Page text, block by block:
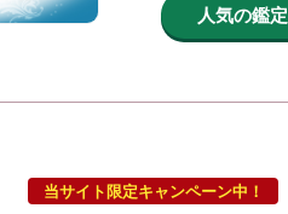
人気の鑑
当サイト限定キャンペーン中！